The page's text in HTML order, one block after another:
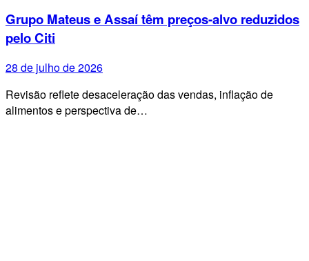
Grupo Mateus e Assaí têm preços-alvo reduzidos
pelo Citi
28 de julho de 2026
Revisão reflete desaceleração das vendas, inflação de
alimentos e perspectiva de…